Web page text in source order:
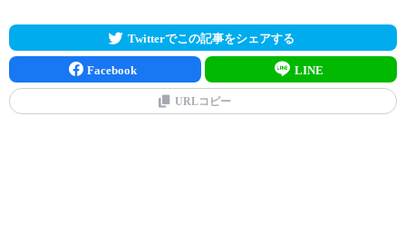
Twitterでこの記事をシェアする
Facebook LINE
URLコピー